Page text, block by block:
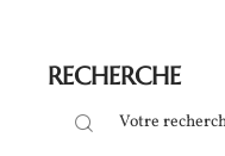
RECHERCHE